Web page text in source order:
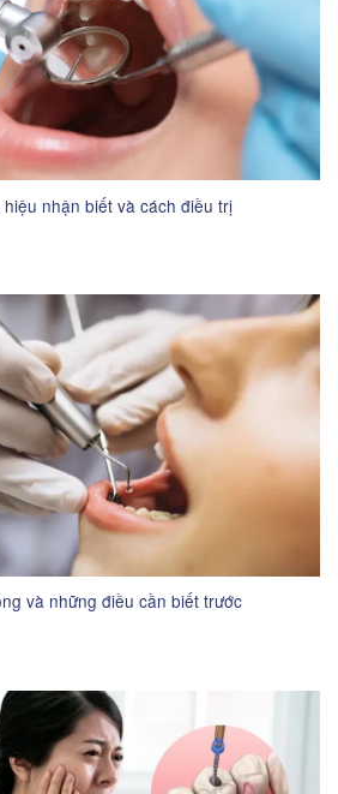
nhận biết và cách điều trị
và những điều cần biết trước